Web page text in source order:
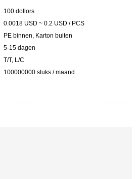
100 dollors
0.0018 USD ~ 0.2 USD / PCS
PE binnen, Karton buiten
5-15 dagen
T/T, L/C
100000000 stuks / maand